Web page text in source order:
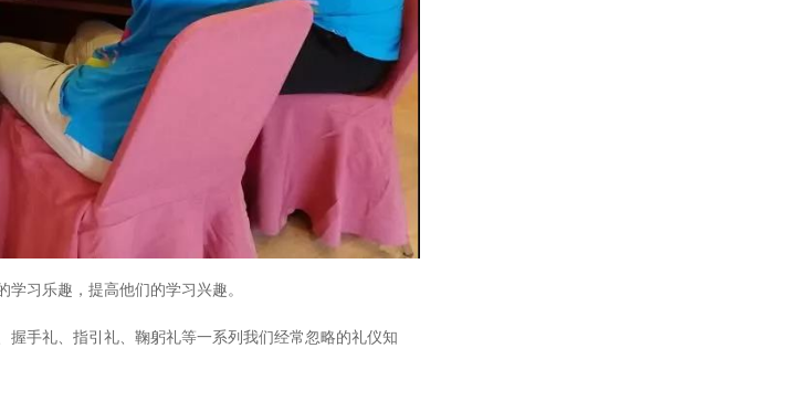
习乐趣，提高他们的学习兴趣。
手礼、指引礼、鞠躬礼等一系列我们经常忽略的礼仪知